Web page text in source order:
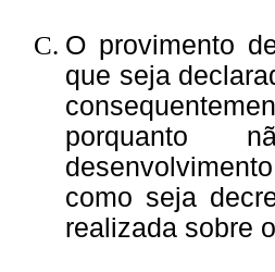
O provimento
que seja
porquanto
como seja
realizada sobre